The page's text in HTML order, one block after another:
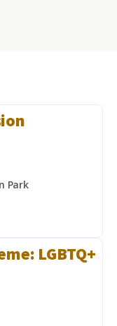
Park
LGBTQ+